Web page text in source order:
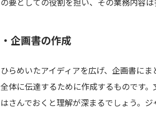
の要としての役割を担い、その業務内容
・企画書の作成
ひらめいたアイディアを広げ、企画書に
全体に伝達するために作成するものです
はさんでおくと理解が深まるでしょう。